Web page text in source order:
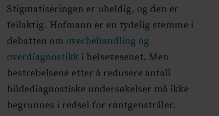
Stigmatiseringen er uheldig, og den er
feilaktig. Hofmann er en tydelig stemme i
debatten om overbehandling og
overdiagnostikki helsevesenet. Men
bestrebelsene etter å redusere antall
bildediagnostiske undersøkelser må ikke
begrunnes i redsel for røntgenstråler.